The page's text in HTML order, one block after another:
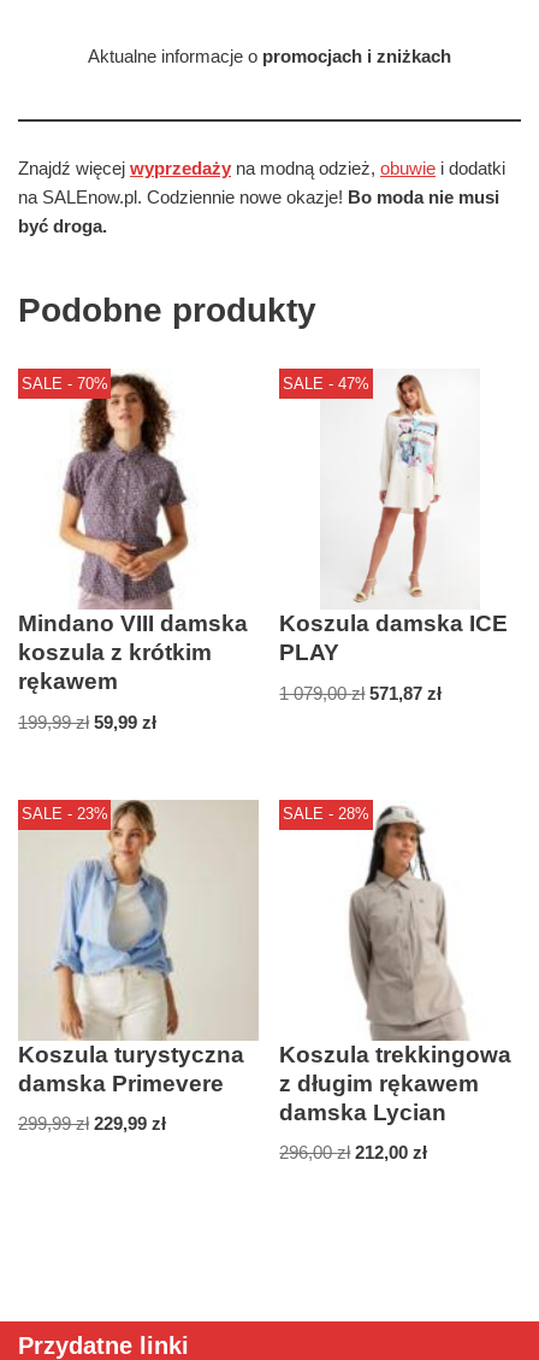
Aktualne informacje o promocjach i zniżkach
Znajdź więcej wyprzedaży na modną odzież, obuwie i dodatki
na SALEnow.pl. Codziennie nowe okazje! Bo moda nie musi
być droga.
Podobne produkty
SALE - 70%
Mindano VIII damska
koszula z krótkim
rękawem
199,99zł 59,99 zł
SALE - 47%
Koszula damska ICE
PLAY
1 079,00zł 571,87zł
SALE - 23%
Koszula turystyczna
damska Primevere
299,99zł 229,99 zł
SALE - 28%
Koszula trekkingowa
z długim rękawem
damska Lycian
296,00zł 212,00zł
Przydatne linki